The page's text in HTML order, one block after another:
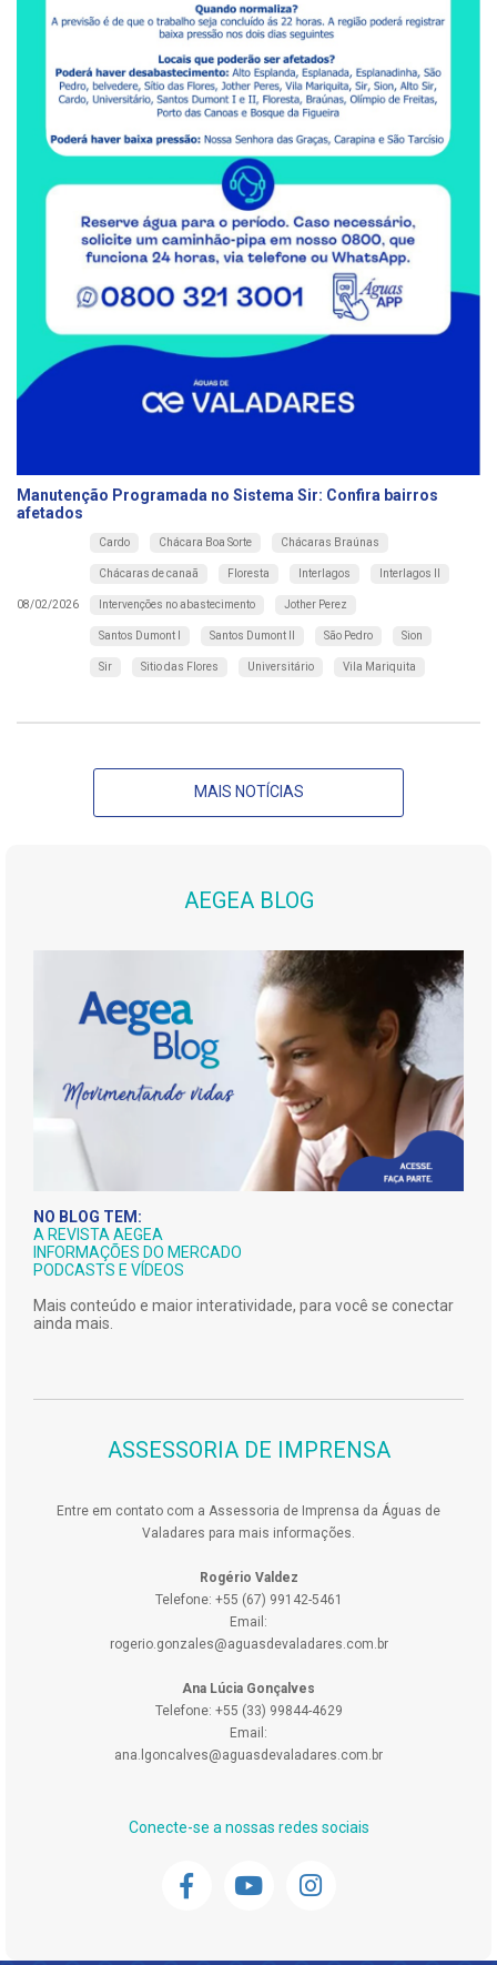
Manutenção Programada no Sistema Sir: Confira bairros
afetados
08/02/2026
Cardo Chácara Boa Sorte Chácaras Braúnas
Chácaras de canaã Floresta Interlagos Interlagos II
Intervenções no abastecimento Jother Perez
Santos Dumont I Santos Dumont II São Pedro Sion
Sir Sitio das Flores Universitário Vila Mariquita
MAIS NOTÍCIAS
AEGEA BLOG
NO BLOG TEM:
A REVISTA AEGEA
INFORMAÇÕES DO MERCADO
PODCASTS E VÍDEOS
Mais conteúdo e maior interatividade, para você se conectar
ainda mais.
ASSESSORIA DE IMPRENSA
Entre em contato com a Assessoria de Imprensa da Águas de
Valadares para mais informações.
Rogério Valdez
Telefone: +55 (67) 99142-5461
Email:
rogerio.gonzales@aguasdevaladares.com.br
Ana Lúcia Gonçalves
Telefone: +55 (33) 99844-4629
Email:
ana.lgoncalves@aguasdevaladares.com.br
Conecte-se a nossas redes sociais